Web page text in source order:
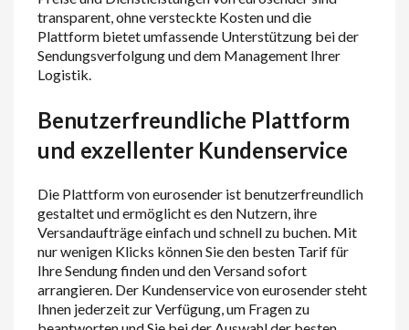
transparent, ohne versteckte Kosten und die
Plattform bietet umfassende Unterstützung bei der
Sendungsverfolgung und dem Management Ihrer
Logistik.
Benutzerfreundliche Plattform
und exzellenter Kundenservice
Die Plattform von eurosender ist benutzerfreundlich
gestaltet und ermöglicht es den Nutzern, ihre
Versandaufträge einfach und schnell zu buchen. Mit
nur wenigen Klicks können Sie den besten Tarif für
Ihre Sendung finden und den Versand sofort
arrangieren. Der Kundenservice von eurosender steht
Ihnen jederzeit zur Verfügung, um Fragen zu